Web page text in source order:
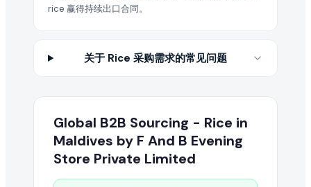
rice 赢得持续出口合同。
关于 Rice 采购需求的常见问题
Global B2B Sourcing - Rice in
Maldives by F And B Evening
Store Private Limited